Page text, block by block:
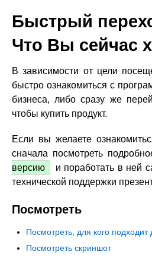
Быстрый
Что Вы сейчас
В зависимости от цели
быстро ознакомиться с
бизнеса, либо сразу же
чтобы купить продукт.
Если вы желаете
сначала посмотреть
версию
и поработать в ней
технической поддержки
Посмотреть
Посмотреть, для кого
Посмотреть скриншот